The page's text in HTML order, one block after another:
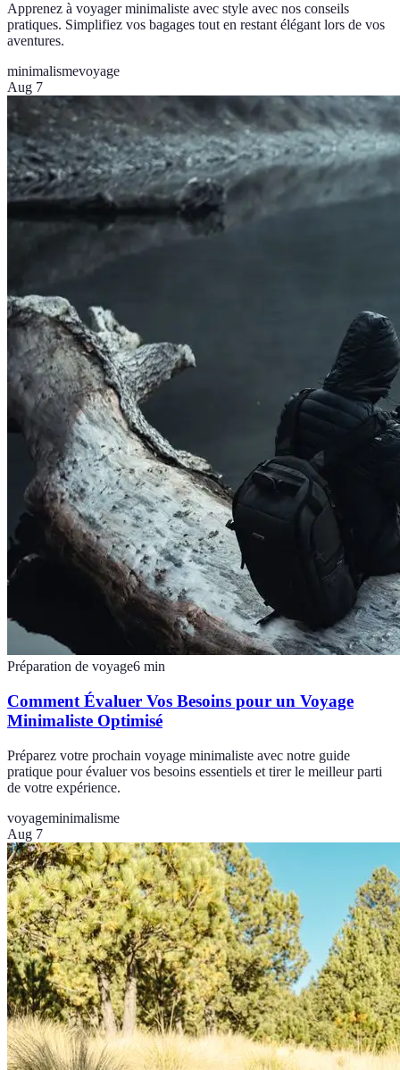
Apprenez à voyager minimaliste avec style avec nos conseils
pratiques. Simplifiez vos bagages tout en restant élégant lors de vos
aventures.
minimalismevoyage
Aug 7
Préparation de voyage6 min
Comment Évaluer Vos Besoins pour un Voyage
Minimaliste Optimisé
Préparez votre prochain voyage minimaliste avec notre guide
pratique pour évaluer vos besoins essentiels et tirer le meilleur parti
de votre expérience.
voyageminimalisme
Aug 7